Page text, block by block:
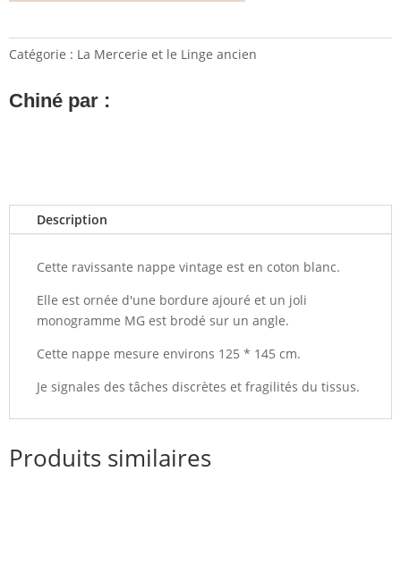
Catégorie : La Mercerie et le Linge ancien
Chiné par :
Description
Cette ravissante nappe vintage est en coton blanc.
Elle est ornée d'une bordure ajouré et un joli
monogramme MG est brodé sur un angle.
Cette nappe mesure environs 125 * 145 cm.
Je signales des tâches discrètes et fragilités du tissus.
Produits similaires